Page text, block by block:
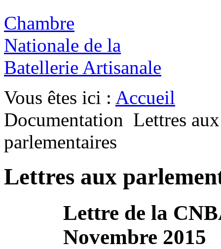
Chambre
Nationale de la
Batellerie Artisanale
Vous êtes ici : Accueil
Documentation Lettres aux
parlementaires
Lettres aux
Lettre de la
Novembre 2015